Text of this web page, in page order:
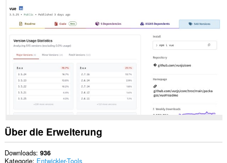
einigen
Webseiten
zugreifen.
Über die Erweiterung
Downloads 936
Kategorie Entwickler-Tools